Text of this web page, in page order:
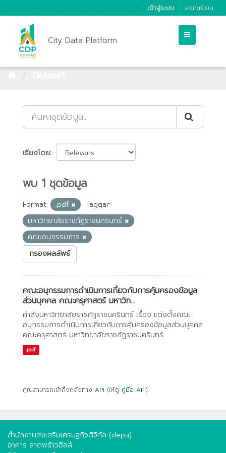
เข้าสู่ระบบ ลงทะเบียน
City Data Platform
เรียงโดย
พบ 1 ชุดข้อมูล
Format: .pdf
Taggar:
มหาวิทยาลัยราชภัฏราชนครินทร์
คณะอนุกรรมการ
กรองผลลัพธ์
คณะอนุกรรมการดำเนินการเกี่ยวกับการคุ้มครองข้อมูล
ส่วนบุคคล คณะครุศาสตร์ มหาวิท...
คำสั่งมหาวิทยาลัยราชภัฏราชนครินทร์ เรื่อง แต่งตั้งคณะ
อนุกรรมการดำเนินการเกี่ยวกับการคุ้มครองข้อมูลส่วนบุคคล
คณะครุศาสตร์ มหาวิทยาลัยราชภัฏราชนครินทร์
.pdf
คุณสามารถเข้าถึงคลังทาง API (ให้ดู คู่มือ API).
สำนักงานส่งเสริมเศรษฐกิจดิจิทัล (depa)
อาคาร ลาดพร้าวฮิลล์